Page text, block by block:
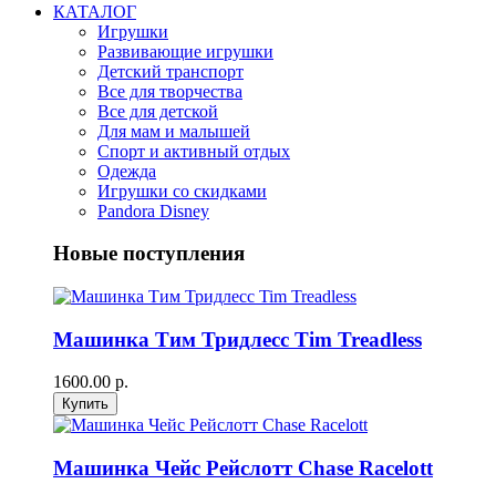
КАТАЛОГ
Игрушки
Развивающие игрушки
Детский транспорт
Все для творчества
Все для детской
Для мам и малышей
Спорт и активный отдых
Одежда
Игрушки со скидками
Pandora Disney
Новые поступления
Машинка Тим Тридлесс Tim Treadless
1600.00 р.
Машинка Чейс Рейслотт Chase Racelott